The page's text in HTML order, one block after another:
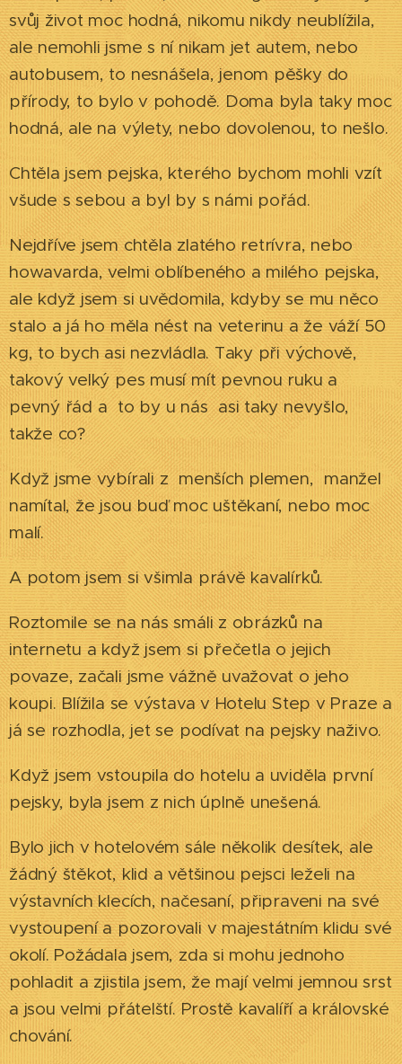
svůj život moc hodná, nikomu nikdy neublížila,
ale nemohli jsme s ní nikam jet autem, nebo
autobusem, to nesnášela, jenom pěšky do
přírody, to bylo v pohodě. Doma byla taky moc
hodná, ale na výlety, nebo dovolenou, to nešlo.
Chtěla jsem pejska, kterého bychom mohli vzít
všude s sebou a byl by s námi pořád.
Nejdříve jsem chtěla zlatého retrívra, nebo
howavarda, velmi oblíbeného a milého pejska,
ale když jsem si uvědomila, kdyby se mu něco
stalo a já ho měla nést na veterinu a že váží 50
kg, to bych asi nezvládla. Taky při výchově,
takový velký pes musí mít pevnou ruku a
pevný řád a to by u nás asi taky nevyšlo,
takže co?
Když jsme vybírali z menších plemen, manžel
namítal, že jsou buď moc uštěkaní, nebo moc
malí.
A potom jsem si všimla právě kavalírků.
Roztomile se na nás smáli z obrázků na
internetu a když jsem si přečetla o jejich
povaze, začali jsme vážně uvažovat o jeho
koupi. Blížila se výstava v Hotelu Step v Praze a
já se rozhodla, jet se podívat na pejsky naživo.
Když jsem vstoupila do hotelu a uviděla první
pejsky, byla jsem z nich úplně unešená.
Bylo jich v hotelovém sále několik desítek, ale
žádný štěkot, klid a většinou pejsci leželi na
výstavních klecích, načesaní, připraveni na své
vystoupení a pozorovali v majestátním klidu své
okolí. Požádala jsem, zda si mohu jednoho
pohladit a zjistila jsem, že mají velmi jemnou srst
a jsou velmi přátelští. Prostě kavalíří a královské
chování.